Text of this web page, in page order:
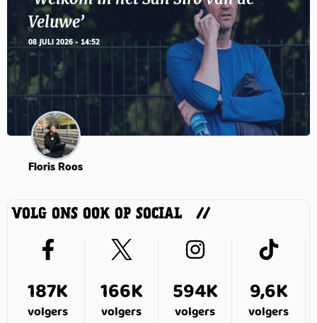
Veluwe’
08 JULI 2026 - 14:52
Floris Roos
VOLG ONS OOK OP SOCIAL
187K
volgers
166K
volgers
594K
volgers
9,6K
volgers